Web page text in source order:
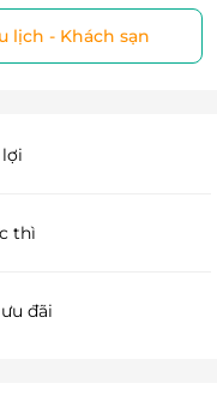
lịch - Khách sạn
thì
đãi